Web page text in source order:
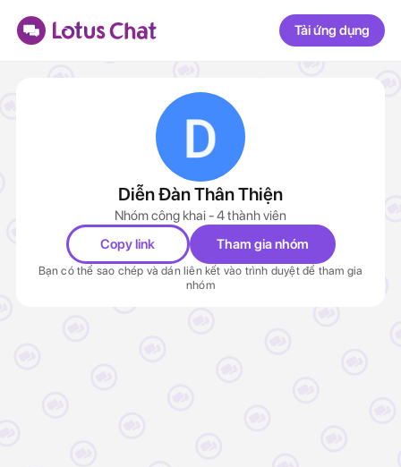
Tải ứng dụng
Diễn Đàn Thân Thiện
Nhóm công khai - 4 thành viên
Copy link
Tham gia nhóm
Bạn có thể sao chép và dán liên kết vào trình duyệt để tham gia
nhóm